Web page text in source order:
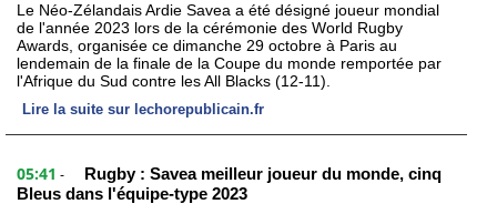
Le Néo-Zélandais Ardie Savea a été désigné joueur mondial
de l'année 2023 lors de la cérémonie des World Rugby
Awards, organisée ce dimanche 29 octobre à Paris au
lendemain de la finale de la Coupe du monde remportée par
l'Afrique du Sud contre les All Blacks (12-11).
Lire la suite sur lechorepublicain.fr
05:41 -
Rugby : Savea meilleur joueur du monde, cinq
Bleus dans l'équipe-type 2023